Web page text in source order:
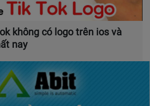
không có logo trên ios và
nay